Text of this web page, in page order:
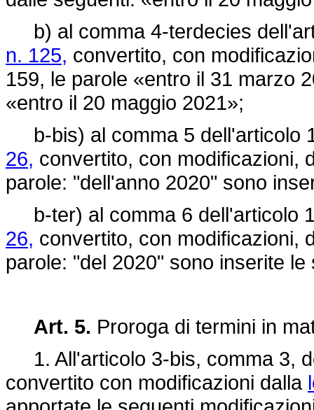
b) al comma 4-terdecies
n. 125, convertito, con
159, le parole «entro il 31 marzo
«entro il 20 maggio 2021»;
b-bis) al comma 5 dell'articolo
26, convertito, con modificazioni,
parole: "dell'anno 2020" sono
b-ter) al comma 6 dell'articolo
26, convertito, con modificazioni,
parole: "del 2020" sono inserite
Art. 5. Proroga di termini in
1. All'articolo 3-bis, comma 3,
convertito con modificazioni dalla